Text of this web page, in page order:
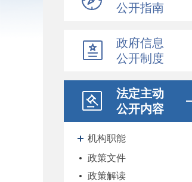
公开指南
政府信息
公开制度
法定主动
公开内容
机构职能
政策文件
政策解读